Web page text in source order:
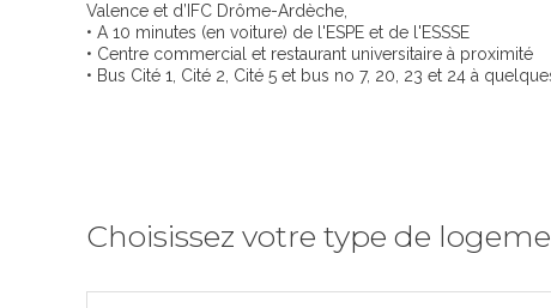
Valence et d’IFC Drôme-Ardèche,
• A 10 minutes (en voiture) de l'ESPE et de l'ESSSE
• Centre commercial et restaurant universitaire à proximité
• Bus Cité 1, Cité 2, Cité 5 et bus no 7, 20, 23 et 24 à
Choisissez votre type de